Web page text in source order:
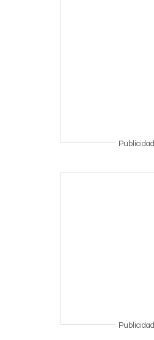
Publicidad
Publicidad